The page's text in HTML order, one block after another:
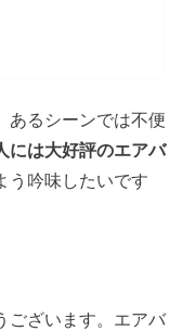
あるシーンでは不便
には大好評のエアバ
う吟味したいです
ございます。エアバ